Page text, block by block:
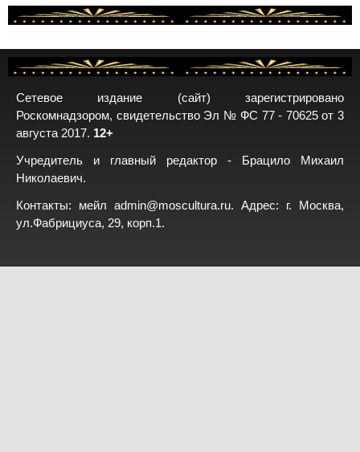
Сетевое издание (сайт) зарегистрировано
Роскомнадзором, свидетельство Эл № ФС 77 - 70625 от 3
августа 2017. 12+
Учредитель и главный редактор - Брацило Михаил
Николаевич.
Контакты: мейл admin@moscultura.ru. Адрес: г. Москва,
ул.Фабрициуса, 29, корп.1.